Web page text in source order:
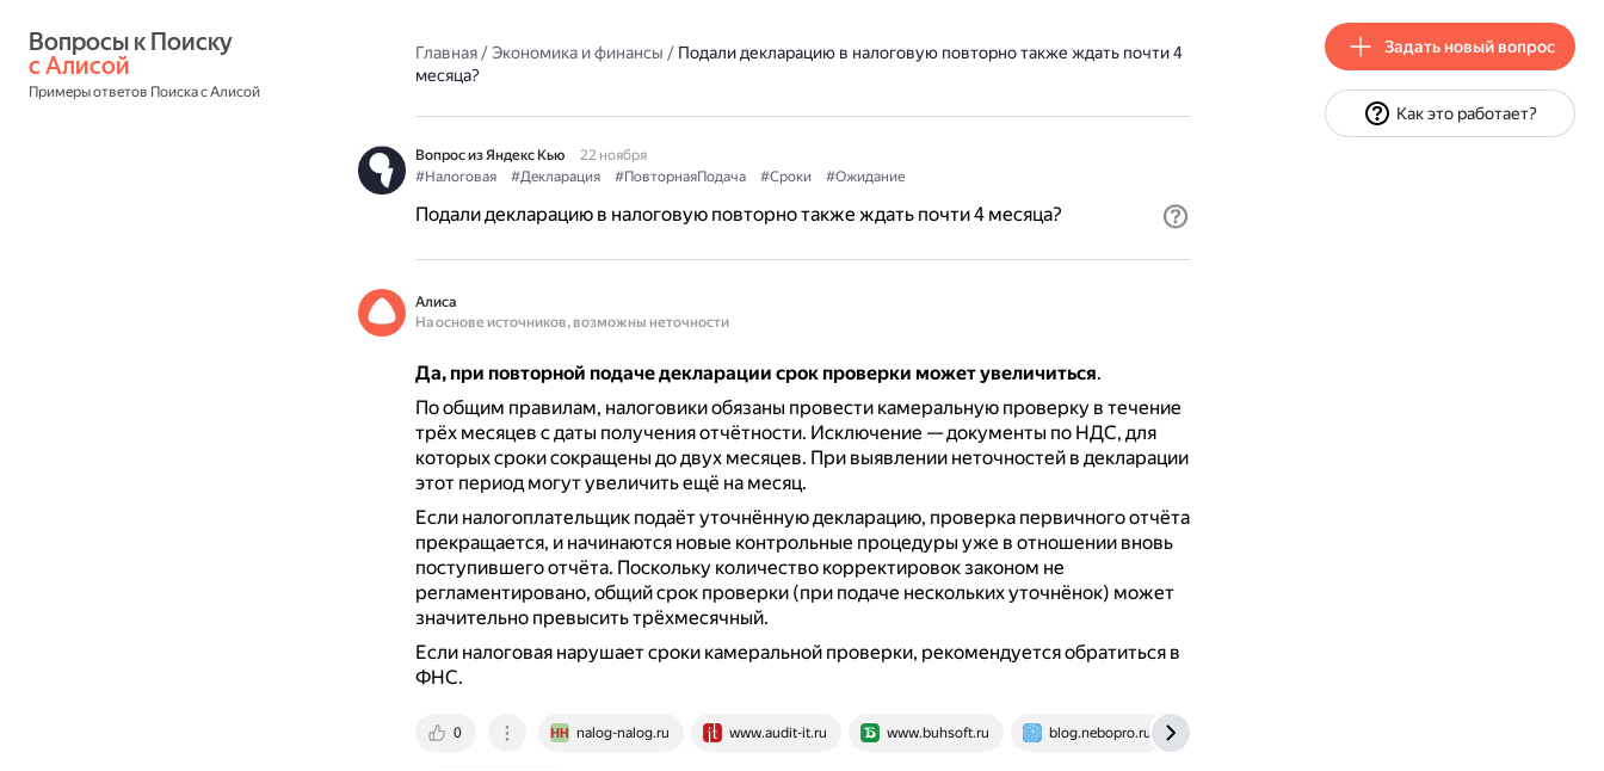
с Алисой
Примеры ответов Поиска с Алисой
Главная/Экономика и финансы / Подали декларацию в налоговую повторно также ждать почти 4
месяца?
Вопрос из Яндекс Кью
22 ноября
#Налоговая
#Декларация #ПовторнаяПодача #Сроки #Ожидание
Подали декларацию в налоговую повторно также ждать почти 4 месяца?
Алиса
На основе источников, возможны неточности
Да, при повторной подаче декларации срок проверки может увеличиться.
По общим правилам, налоговики обязаны провести камеральную проверку в течение
трёх месяцев с даты получения отчётности. Исключение — документы по НДС, для
которых сроки сокращены до двух месяцев. При выявлении неточностей в декларации
этот период могут увеличить ещё на месяц.
Если налогоплательщик подаёт уточнённую декларацию, проверка первичного отчёта
прекращается, и начинаются новые контрольные процедуры уже в отношении вновь
поступившего отчёта. Поскольку количество корректировок законом не
регламентировано, общий срок проверки (при подаче нескольких уточнёнок) может
значительно превысить трёхмесячный.
Если налоговая нарушает сроки камеральной проверки, рекомендуется обратиться в
ФНС.
0 nalog-nalog.ru www.audit-it.ru www.buhsoft.ru blog.nebopro.ru
Задать новый вопрос
Как это работает?